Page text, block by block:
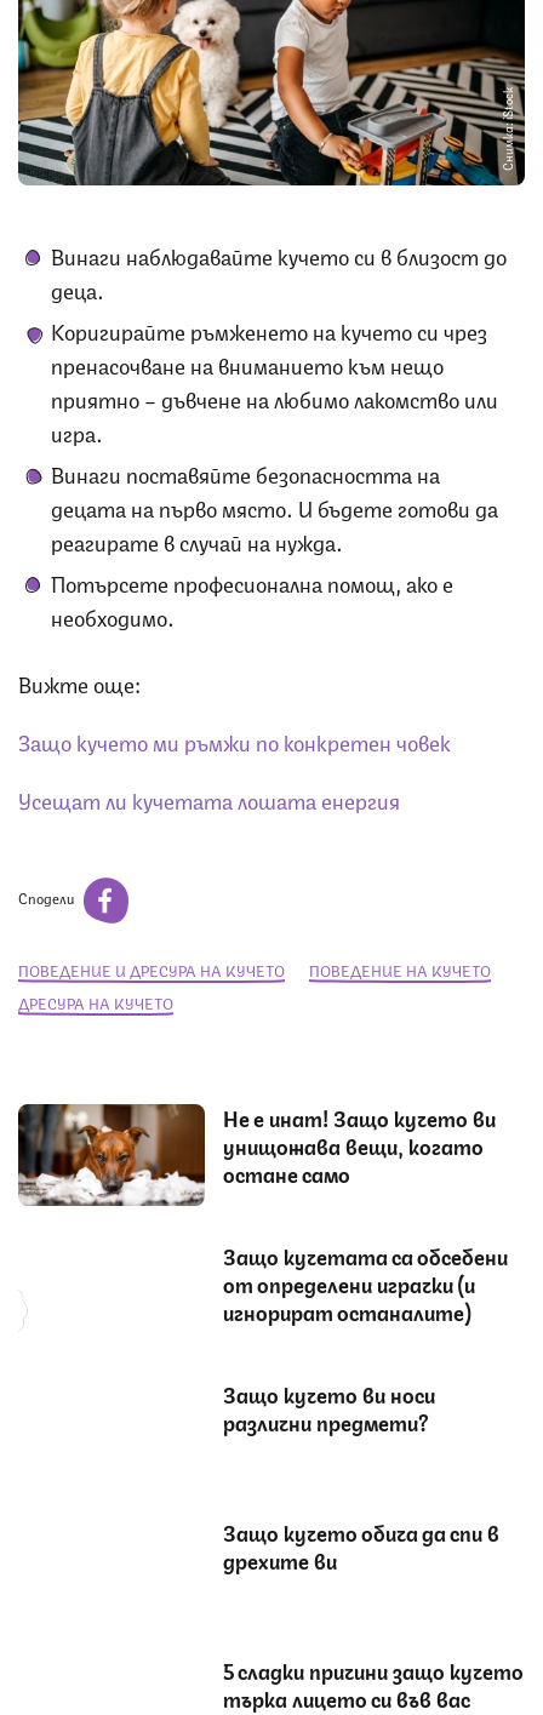
Снимка: iStock
Винаги наблюдавайте кучето си в близост до
деца.
Коригирайте ръмженето на кучето си чрез
пренасочване на вниманието към нещо
приятно – дъвчене на любимо лакомство или
игра.
Винаги поставяйте безопасността на
децата на първо място. И бъдете готови да
реагирате в случай на нужда.
Потърсете професионална помощ, ако е
необходимо.
Вижте още:
Защо кучето ми ръмжи по конкретен човек
Усещат ли кучетата лошата енергия
Сподели
ПОВЕДЕНИЕ И ДРЕСУРА НА КУЧЕТО
ПОВЕДЕНИЕ НА КУЧЕТО
ДРЕСУРА НА КУЧЕТО
Не е инат! Защо кучето ви
унищожава вещи, когато
остане само
Защо кучетата са обсебени
от определени играчки (и
игнорират останалите)
Защо кучето ви носи
различни предмети?
Защо кучето обича да спи в
дрехите ви
5 сладки причини защо кучето
търка лицето си във вас